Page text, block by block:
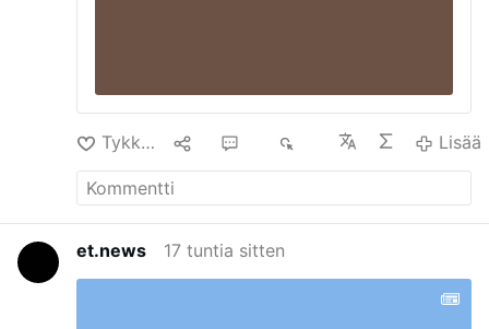
Tykkäys Lisää
et.news 17 tuntia sitten